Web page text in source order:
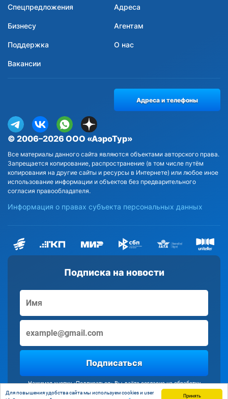
Принять
Для повышения удобства сайта мы используем cookies и user
Спецпредложения Адреса
Бизнесу Агентам
Поддержка О нас
Вакансии
Подписка на новости
Подписаться
Нажимая кнопку «Подписаться» Вы даёте согласие на обработку
персональных данных
© 2006–2026 ООО «АэроТур»
Все материалы данного сайта являются объектами авторского права.
Запрещается копирование, распространение (в том числе путём
копирования на другие сайты и ресурсы в Интернете) или любое иное
использование информации и объектов без предварительного
согласия правообладателя.
Информация о правах субъекта персональных данных
Адреса и телефоны